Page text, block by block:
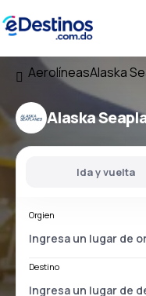
AerolíneasAlaska
Alaska
Ida y vuelta
Orgien
Destino